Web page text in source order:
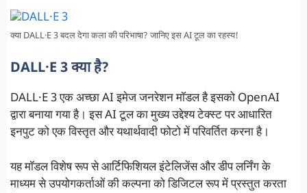
क्या DALL·E 3 बदल देगा कला की परिभाषा? जानिए इस AI टूल का रहस्य!
DALL·E 3 क्या है?
DALL·E 3 एक अच्छा AI इमेज जनरेशन मॉडल है इसको OpenAI
द्वारा बनाया गया है। इस AI टूल का मुख्य उद्देश्य टेक्स्ट पर आधारित
इनपुट को एक विस्तृत और यथार्थवादी फोटो में परिवर्तित करना है।
यह मॉडल विशेष रूप से आर्टिफिशियल इंटेलिजेंस और डीप लर्निंग के
माध्यम से उपयोगकर्ताओं की कल्पना को डिजिटल रूप में प्रस्तुत करता